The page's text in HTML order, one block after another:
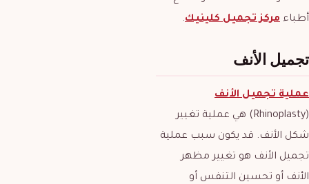
أطباء مركز تجميل كلينيك.
تجميل الأنف
عملية تجميل الأنف
(
Rhinoplasty) هي عملية تغيير
شكل الأنف. قد يكون سبب عملية
تجميل الأنف هو تغيير مظهر
الأنف أو تحسين التنفس أو